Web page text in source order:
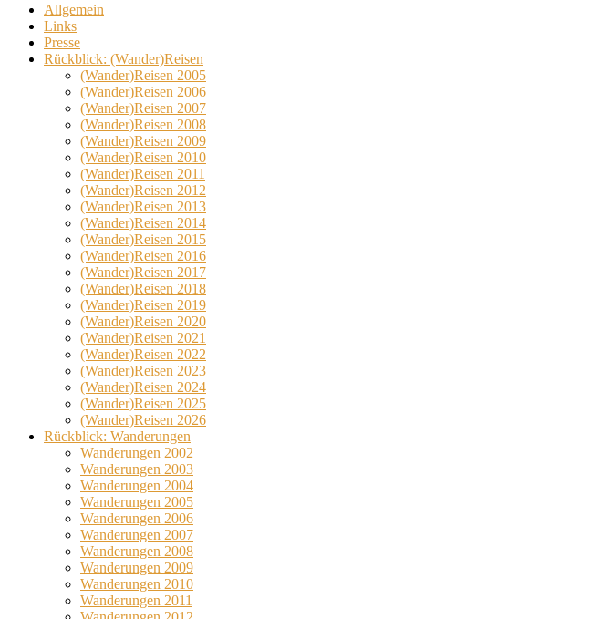
Allgemein
Links
Presse
Rückblick: (Wander)Reisen
(Wander)Reisen 2005
(Wander)Reisen 2006
(Wander)Reisen 2007
(Wander)Reisen 2008
(Wander)Reisen 2009
(Wander)Reisen 2010
(Wander)Reisen 2011
(Wander)Reisen 2012
(Wander)Reisen 2013
(Wander)Reisen 2014
(Wander)Reisen 2015
(Wander)Reisen 2016
(Wander)Reisen 2017
(Wander)Reisen 2018
(Wander)Reisen 2019
(Wander)Reisen 2020
(Wander)Reisen 2021
(Wander)Reisen 2022
(Wander)Reisen 2023
(Wander)Reisen 2024
(Wander)Reisen 2025
(Wander)Reisen 2026
Rückblick: Wanderungen
Wanderungen 2002
Wanderungen 2003
Wanderungen 2004
Wanderungen 2005
Wanderungen 2006
Wanderungen 2007
Wanderungen 2008
Wanderungen 2009
Wanderungen 2010
Wanderungen 2011